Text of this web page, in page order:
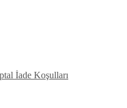
İade Koşulları